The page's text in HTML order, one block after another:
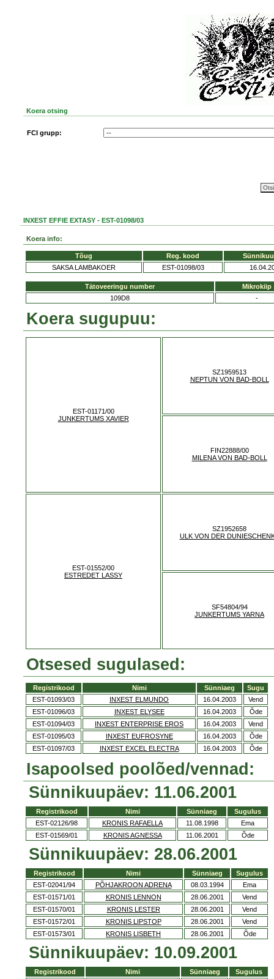
Koera otsing
FCI grupp:
INXEST EFFIE EXTASY - EST-01098/03
Koera info:
Tõug Reg. kood
SAKSA LAMBAKOER
EST-01098/03
Tätoveeringu number
Mikrokiip
109D8
-
Koera sugupuu:
EST-01171/00
JUNKERTUMS XAVIER
SZ1959513
NEPTUN VON BAD-BOLL
FIN22888/00
MILENA VON BAD-BOLL
EST-01552/00
ESTREDET LASSY
SZ1952658
ULK VON DER
SF54804/94
JUNKERTUMS YARNA
Otsesed sugulased:
Registrikood Nimi Sünniaeg
Sugu
EST-01093/03
INXEST ELMUNDO 16.04.2003
Vend
EST-01096/03
INXEST ELYSEE 16.04.2003
Õde
EST-01094/03
INXEST ENTERPRISE EROS 16.04.2003
Vend
EST-01095/03
INXEST EUFROSYNE 16.04.2003
Õde
EST-01097/03
INXEST EXCEL ELECTRA 16.04.2003 Õde
Isapoolsed poolõed/vennad:
Sünnikuupäev: 11.06.2001
Registrikood Nimi Sünniaeg
Sugulus
EST-02126/98
KRONIS RAFAELLA 11.08.1998
Ema
EST-01569/01
KRONIS AGNESSA 11.06.2001 Õde
Sünnikuupäev: 28.06.2001
Registrikood Nimi Sünniaeg
Sugulus
EST-02041/94
PÕHJAKROON ADRENA 08.03.1994
Ema
EST-01571/01
KRONIS LENNON 28.06.2001
Vend
EST-01570/01
KRONIS LESTER 28.06.2001
Vend
EST-01572/01
KRONIS LIPSTOP 28.06.2001
Vend
EST-01573/01
KRONIS LISBETH 28.06.2001 Õde
Sünnikuupäev: 10.09.2001
Registrikood Nimi Sünniaeg
Sugulus